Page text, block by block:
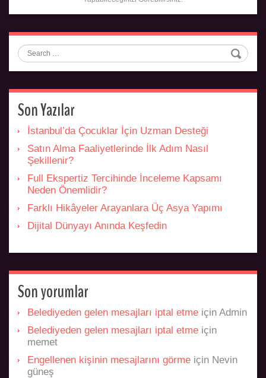
Search
Son Yazılar
İstanbul’da Çocuklar İçin Uzman Desteği
Satın Alma Faaliyetlerinde İlk Adım Nasıl
Şekillenir?
Full Ekspertiz Tercihinde İnceleme Kapsamı
Neden Önemlidir?
Farklı Hikâyeler Arayanlara Üç Asya Yapımı
Dijital Dünyayı Anında Keşfedin
Son yorumlar
Belediyeden gelen mesajları iptal etme için Admin
Belediyeden gelen mesajları iptal etme için
memet
Engellenen kişinin mesajlarını görme için Nevin
güneş